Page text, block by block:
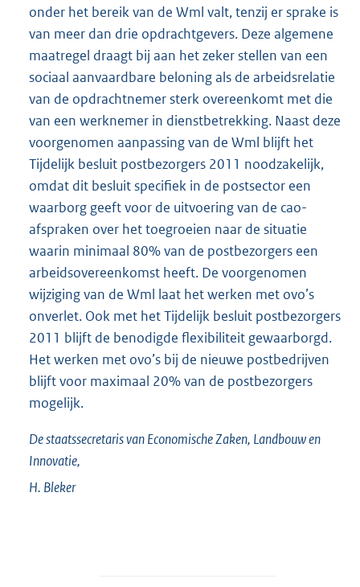
onder het bereik van de Wml valt, tenzij er sprake is
van meer dan drie opdrachtgevers. Deze algemene
maatregel draagt bij aan het zeker stellen van een
sociaal aanvaardbare beloning als de arbeidsrelatie
van de opdrachtnemer sterk overeenkomt met die
van een werknemer in dienstbetrekking. Naast deze
voorgenomen aanpassing van de Wml blijft het
Tijdelijk besluit postbezorgers 2011 noodzakelijk,
omdat dit besluit specifiek in de postsector een
waarborg geeft voor de uitvoering van de cao-
afspraken over het toegroeien naar de situatie
waarin minimaal 80% van de postbezorgers een
arbeidsovereenkomst heeft. De voorgenomen
wijziging van de Wml laat het werken met ovo’s
onverlet. Ook met het Tijdelijk besluit postbezorgers
2011 blijft de benodigde flexibiliteit gewaarborgd.
Het werken met ovo’s bij de nieuwe postbedrijven
blijft voor maximaal 20% van de postbezorgers
mogelijk.
De staatssecretaris van Economische Zaken, Landbouw en
Innovatie,
H. Bleker